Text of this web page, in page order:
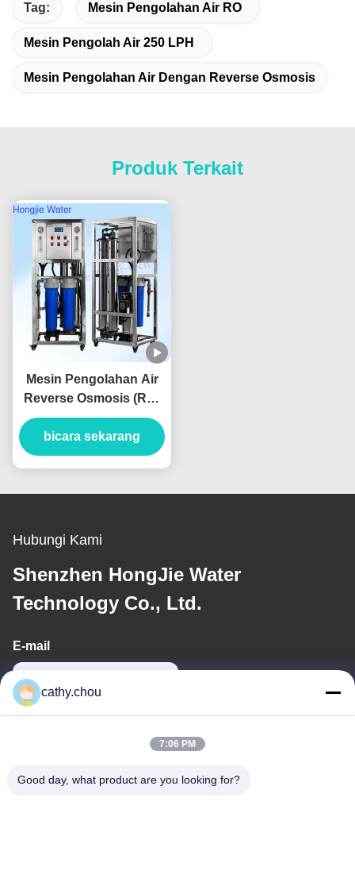
Tag: Mesin Pengolahan Air RO
Mesin Pengolah Air 250 LPH
Mesin Pengolahan Air Dengan Reverse Osmosis
Produk Terkait
Mesin Pengolahan Air
Reverse Osmosis (RO)
250 LPH Hemat Energi
Untuk Air Bersih
bicara sekarang
Hubungi Kami
Shenzhen HongJie Water
Technology Co., Ltd.
E-mail
cathy.chou
7:06 PM
Good day, what product are you looking for?